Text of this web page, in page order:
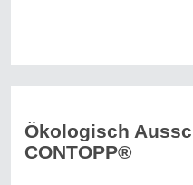
Ökologisch
CONTOPP®